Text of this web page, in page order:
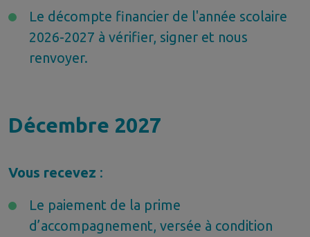
Le décompte financier de l'année scolaire
2026-2027 à vérifier, signer et nous
renvoyer.
Décembre 2027
Vous recevez :
Le paiement de la prime
d’accompagnement, versée à condition